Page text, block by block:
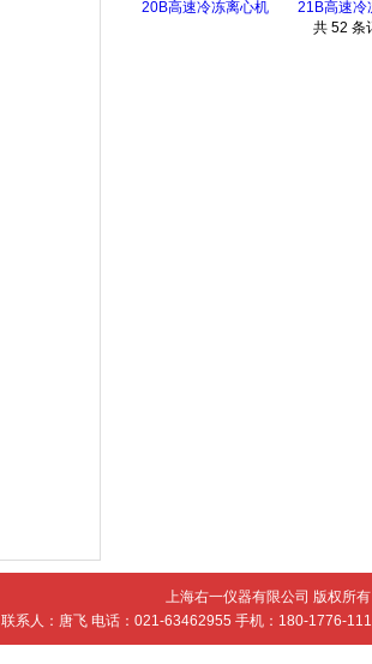
共 52
上海右一仪器有限公司 版权所
联系人：唐飞 电话：021-63462955 手机：180-1776-